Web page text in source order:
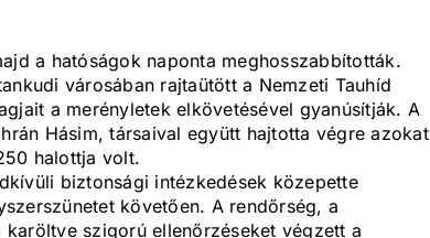
a hatóságok naponta meghosszabbították.
városában rajtaütött a Nemzeti Tauhíd
a merényletek elkövetésével gyanúsítják. A
Hásim, társaival együtt hajtotta végre azokat
halottja volt.
biztonsági intézkedések közepette
követően. A rendőrség, a
szigorú ellenőrzéseket végzett a